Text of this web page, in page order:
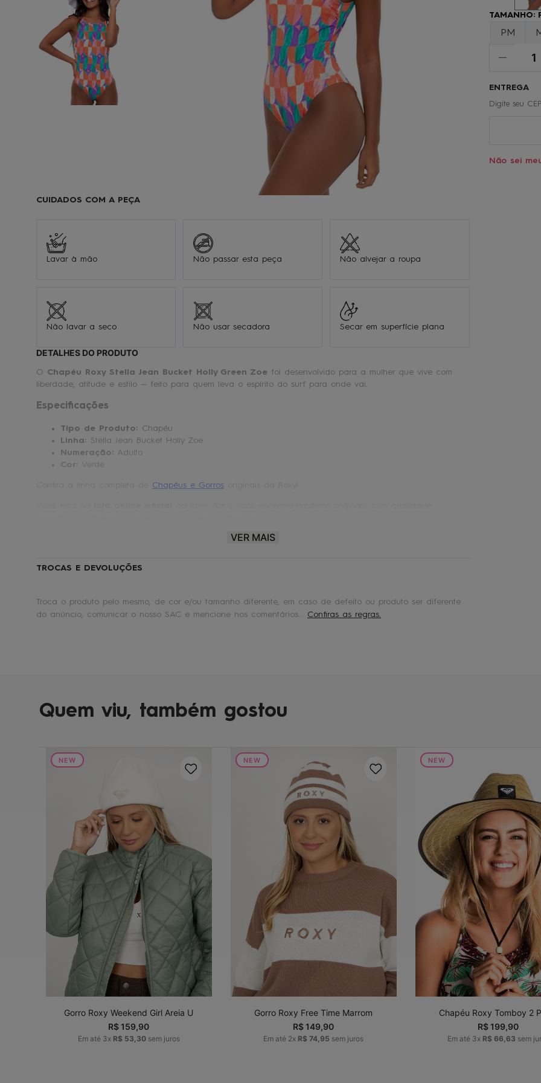
CUIDADOS COM A PEÇA
Lavar à mão Não passar esta peça Não alvejar a roupa
Não lavar a seco Não usar secadora Secar em superfície plana
DETALHES DO PRODUTO
O Chapéu Roxy Stella Jean Bucket Holly Green Zoe foi desenvolvido para a mulher que vive com
liberdade, atitude e estilo — feito para quem leva o espírito do surf para onde vai.
Especificações
Tipo de Produto: Chapéu
Linha: Stella Jean Bucket Holly Zoe
Numeração: Adulto
Cor:
Verde
Chapéus e Gorros
VER MAIS
TROCAS E DEVOLUÇÕES
Troca o produto pelo mesmo, de cor e/ou tamanho diferente, em caso de defeito ou produto ser diferente
do anúncio, comunicar o nosso SAC e mencione nos comentários... Confiras as regras.
TAMANHO:
PM
Não sei
Quem viu, também gostou
NEW
ADICIONAR AO
CARRINHO
Gorro Roxy Weekend Girl Areia U
R$159,90
Em até 3x R$ 53,30sem juros
NEW
Gorro Roxy Free Time Marrom
R$149,90
Em até 2x R$ 74,95 sem juros
NEW
P
ADICIONAR AO
CARRINHO
Chapéu Roxy Tomboy 2
R$199,90
Em até 3x R$ 66,63 sem
9º
oculos
10º regata